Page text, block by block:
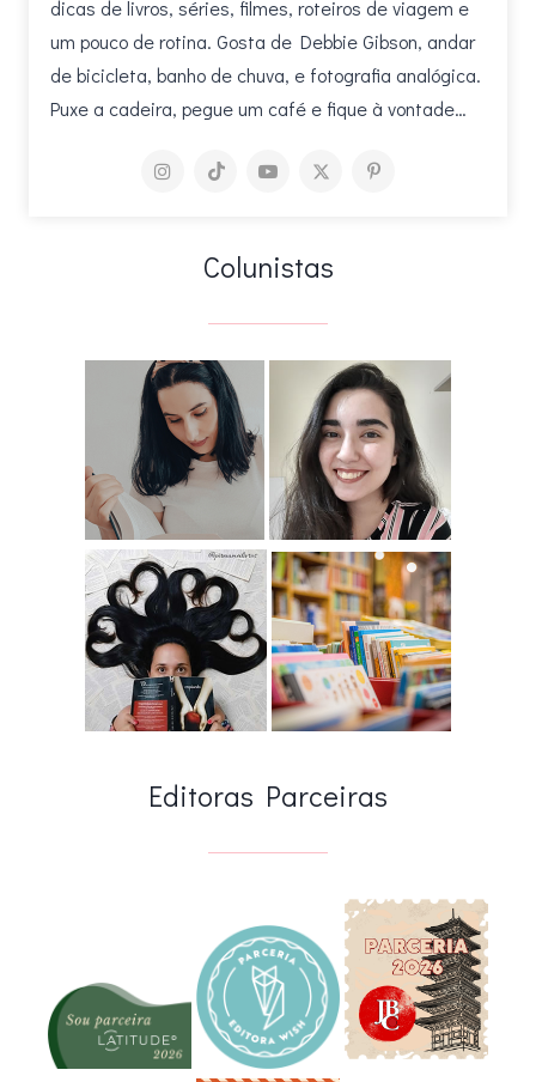
dicas de livros, séries, filmes, roteiros de viagem e
um pouco de rotina. Gosta de Debbie Gibson, andar
de bicicleta, banho de chuva, e fotografia analógica.
Puxe a cadeira, pegue um café e fique à vontade…
Colunistas
Editoras Parceiras